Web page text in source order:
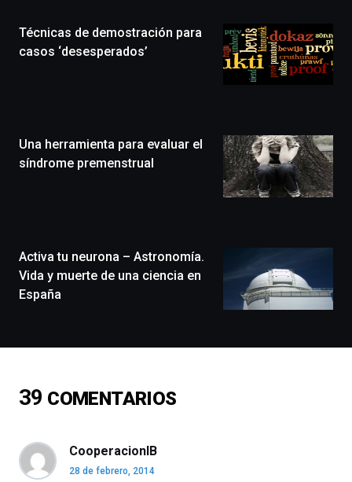
novena
edición
un
festival
monólogos,
exposiciones,
conferencias,
docufórums
de
16
4
de
Técnicas de demostración para
casos ‘desesperados’
Una herramienta para evaluar el
síndrome premenstrual
Activa tu neurona – Astronomía.
Vida y muerte de una ciencia en
España
39 COMENTARIOS
CooperacionIB
28 de febrero, 2014